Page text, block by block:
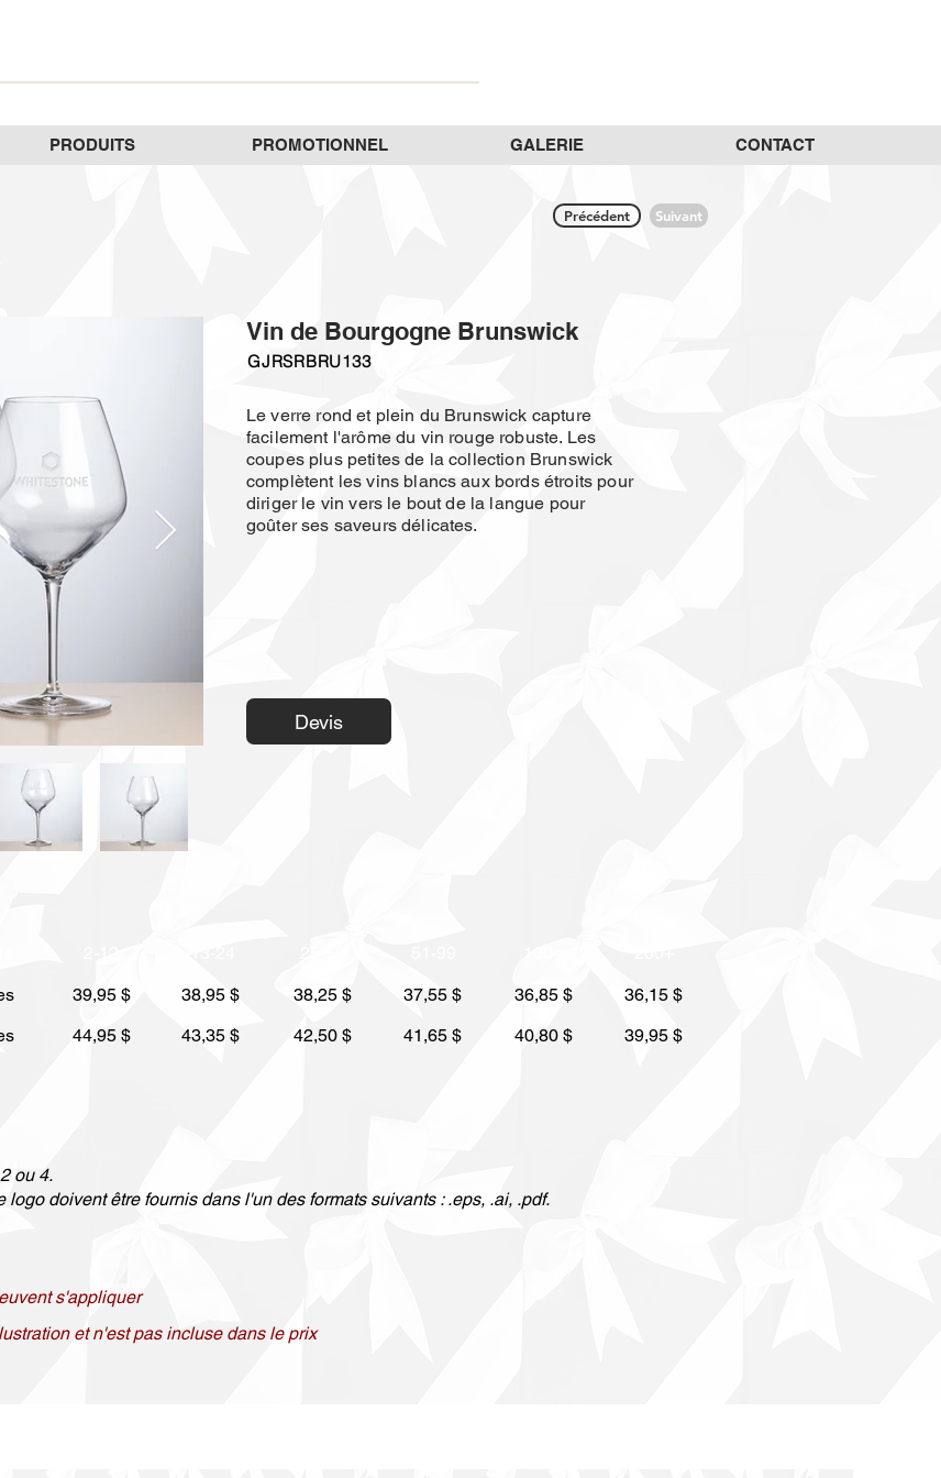
PRODUITS PROMOTIONNEL GALERIE CONTACT
Précédent Suivant
Vin de Bourgogne Brunswick
GJRSRBRU133
Le verre rond et plein du Brunswick capture
facilement l'arôme du vin rouge robuste. Les
coupes plus petites de la collection Brunswick
complètent les vins blancs aux bords étroits pour
diriger le vin vers le bout de la langue pour
goûter ses saveurs délicates.
Devis
39,95 $
38,95 $ 38,25 $ 37,55 $ 36,85 $
36,15 $
44,95 $
43,35 $ 42,50 $ 41,65 $ 40,80 $ 39,95 $
ou 4.
logo doivent être fournis dans l'un des formats suivants : .eps, .ai, .pdf.
s'appliquer
et n'est pas incluse dans le prix